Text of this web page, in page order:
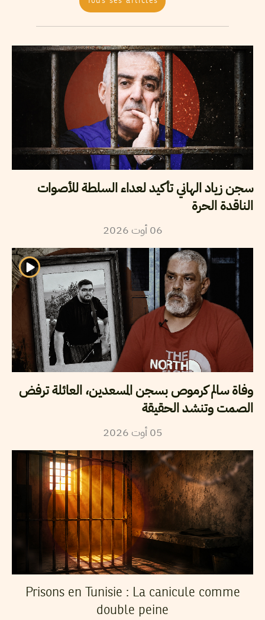
سجن زياد الهاني تأكيد لعداء السلطة للأصوات
الناقدة الحرة
06 أوت2026
وفاة سالم كرموص بسجن المسعدين، العائلة ترفض
الصمت وتنشد الحقيقة
05 أوت2026
Prisons en Tunisie : La canicule comme
double peine